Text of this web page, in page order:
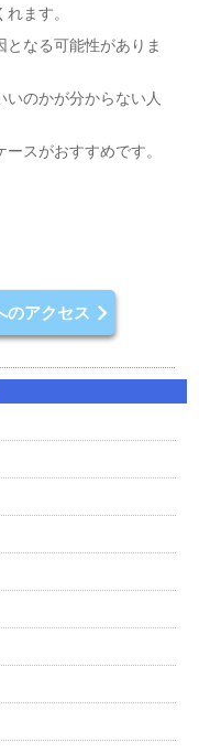
ます。
なる可能性がありま
のかが分からない人
スがおすすめです。
のアクセス